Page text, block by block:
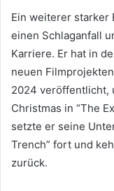
Ein weiterer starker
einen Schlaganfall
Karriere. Er hat in
neuen
2024 veröffentlicht,
Christmas in “The
setzte er seine
Trench” fort und
zurück.